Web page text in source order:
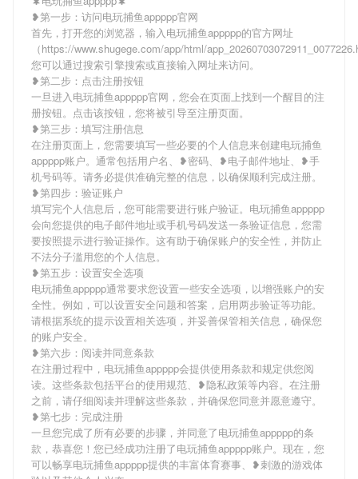
❥第一步：访问电玩捕鱼appppp官网
首先，打开您的浏览器，输入电玩捕鱼appppp的官方网址
（https://www.shugege.com/app/html/
您可以通过搜索引擎搜索或直接输入网址来访问。
❥第二步：点击注册按钮
一旦进入电玩捕鱼appppp官网，您会在页面上找到一个醒目的注
册按钮。点击该按钮，您将被引导至注册页面。
❥第三步：填写注册信息
在注册页面上，您需要填写一些必要的个人信息来创建电玩捕鱼
appppp账户。通常包括用户名、❥密码、❥电子邮件地址、❥手
机号码等。请务必提供准确完整的信息，以确保顺利完成注册。
❥第四步：验证账户
填写完个人信息后，您可能需要进行账户验证。电玩捕鱼appppp
会向您提供的电子邮件地址或手机号码发送一条验证信息，您需
要按照提示进行验证操作。这有助于确保账户的安全性，并防止
不法分子滥用您的个人信息。
❥第五步：设置安全选项
电玩捕鱼appppp通常要求您设置一些安全选项，以增强账户的安
全性。例如，可以设置安全问题和答案，启用两步验证等功能。
请根据系统的提示设置相关选项，并妥善保管相关信息，确保您
的账户安全。
❥第六步：阅读并同意条款
在注册过程中，电玩捕鱼appppp会提供使用条款和规定供您阅
读。这些条款包括平台的使用规范、❥隐私政策等内容。在注册
之前，请仔细阅读并理解这些条款，并确保您同意并愿意遵守。
❥第七步：完成注册
一旦您完成了所有必要的步骤，并同意了电玩捕鱼appppp的条
款，恭喜您！您已经成功注册了电玩捕鱼appppp账户。现在，您
可以畅享电玩捕鱼appppp提供的丰富体育赛事、❥刺激的游戏体